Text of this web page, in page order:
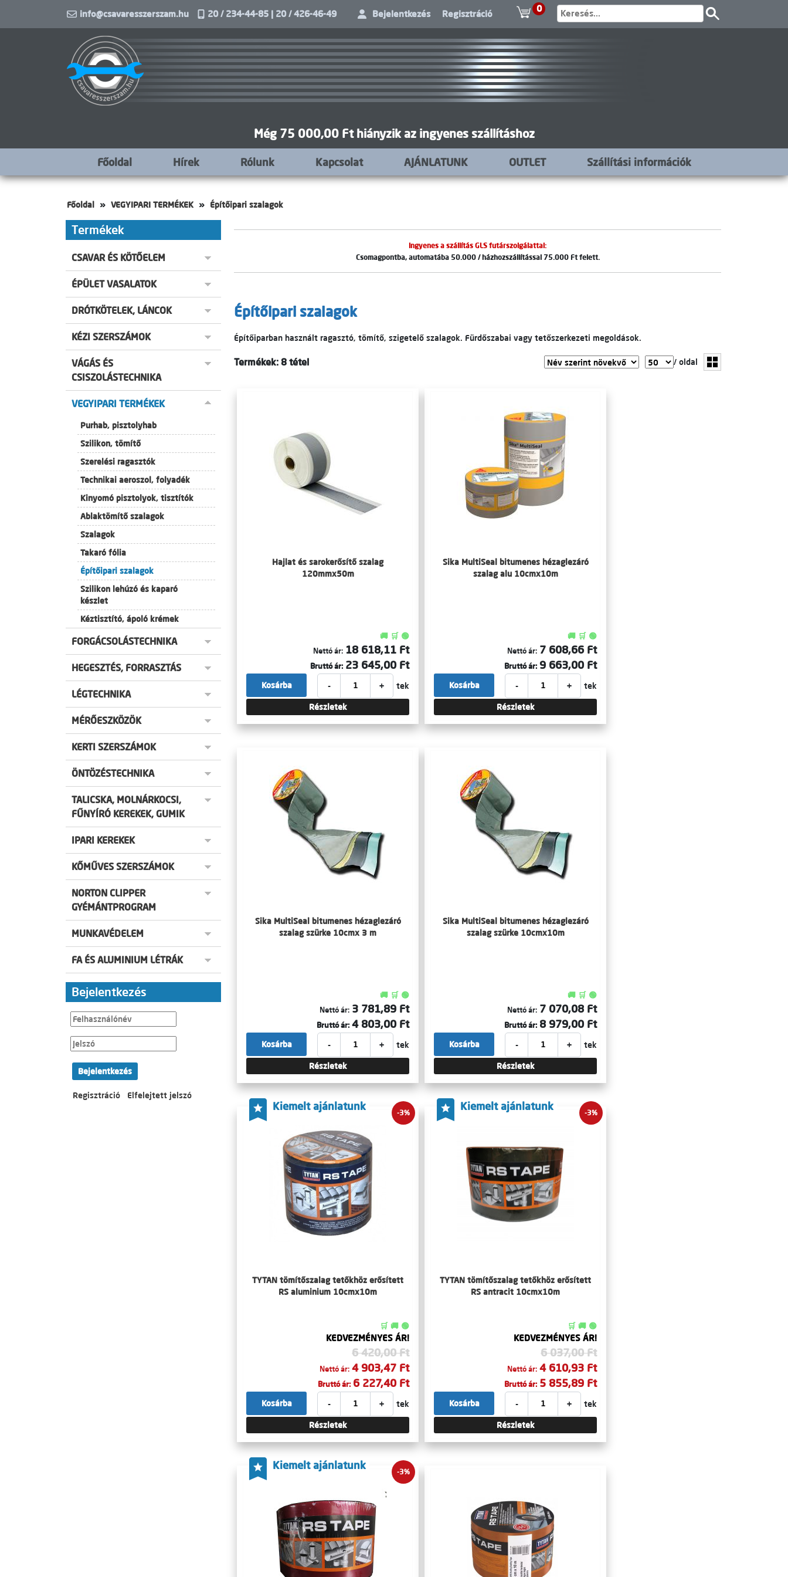
info@csavaresszerszam.hu 20 / 234-44-85 | 20 / 426-46-49 Bejelentkezés Regisztráció 0
Még 75 000,00 Ft hiányzik az ingyenes szállításhoz
Főoldal Hírek Rólunk Kapcsolat AJÁNLATUNK OUTLET Szállítási információk
Főoldal VEGYIPARI TERMÉKEK Építőipari szalagok
Termékek
CSAVAR ÉS KÖTŐELEM
ÉPÜLET VASALATOK
DRÓTKÖTELEK, LÁNCOK
KÉZI SZERSZÁMOK
VÁGÁS ÉS
CSISZOLÁSTECHNIKA
VEGYIPARI TERMÉKEK
Purhab, pisztolyhab
Szilikon, tömítő
Szerelési ragasztók
Technikai aeroszol, folyadék
Kinyomó pisztolyok, tisztítók
Ablaktömítő szalagok
Szalagok
Takaró fólia
Építőipari szalagok
Szilikon lehúzó és kaparó
készlet
Kéztisztító, ápoló krémek
FORGÁCSOLÁSTECHNIKA
HEGESZTÉS, FORRASZTÁS
LÉGTECHNIKA
MÉRŐESZKÖZÖK
KERTI SZERSZÁMOK
ÖNTÖZÉSTECHNIKA
TALICSKA, MOLNÁRKOCSI,
FŰNYÍRÓ KEREKEK, GUMIK
IPARI KEREKEK
KŐMŰVES SZERSZÁMOK
NORTON CLIPPER
GYÉMÁNTPROGRAM
MUNKAVÉDELEM
FA ÉS ALUMINIUM LÉTRÁK
Bejelentkezés
Bejelentkezés
Regisztráció Elfelejtett jelszó
Ingyenes a szállítás GLS futárszolgálattal:
Csomagpontba, automatába 50.000 / házhozszállítással 75.000 Ft felett.
Építőipari szalagok
Építőiparban használt ragasztó, tömítő, szigetelő szalagok. Fürdőszabai vagy tetőszerkezeti megoldások.
Termékek: 8 tétel / oldal
Hajlat és sarokerősítő szalag
120mmx50m
🚚 🛒 🟢
Nettó ár: 18 618,11 Ft
Bruttó ár: 23 645,00 Ft
- + tek
Kosárba
Részletek
Sika MultiSeal bitumenes hézaglezáró
szalag alu 10cmx10m
🚚 🛒 🟢
Nettó ár: 7 608,66 Ft
Bruttó ár: 9 663,00 Ft
- + tek
Kosárba
Részletek
Sika MultiSeal bitumenes hézaglezáró
szalag szürke 10cmx 3 m
🚚 🛒 🟢
Nettó ár: 3 781,89 Ft
Bruttó ár: 4 803,00 Ft
- + tek
Kosárba
Részletek
Sika MultiSeal bitumenes hézaglezáró
szalag szürke 10cmx10m
🚚 🛒 🟢
Nettó ár: 7 070,08 Ft
Bruttó ár: 8 979,00 Ft
- + tek
Kosárba
Részletek
Kiemelt ajánlatunk
-3%
TYTAN tömítőszalag tetőkhöz erősített
RS aluminium 10cmx10m
🛒 🚚 🟢
KEDVEZMÉNYES ÁR!
6 420,00 Ft
Nettó ár: 4 903,47 Ft
Bruttó ár: 6 227,40 Ft
- + tek
Kosárba
Részletek
Kiemelt ajánlatunk
-3%
TYTAN tömítőszalag tetőkhöz erősített
RS antracit 10cmx10m
🛒 🚚 🟢
KEDVEZMÉNYES ÁR!
6 037,00 Ft
Nettó ár: 4 610,93 Ft
Bruttó ár: 5 855,89 Ft
- + tek
Kosárba
Részletek
Kiemelt ajánlatunk
-3%